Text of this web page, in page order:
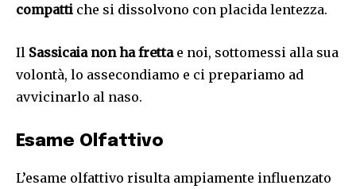
compatti che si dissolvono con placida lentezza.
Il Sassicaia non ha frettae noi, sottomessi alla sua
volontà, lo assecondiamo e ci prepariamo ad
avvicinarlo al naso.
Esame Olfattivo
L’esame olfattivo risulta ampiamente influenzato